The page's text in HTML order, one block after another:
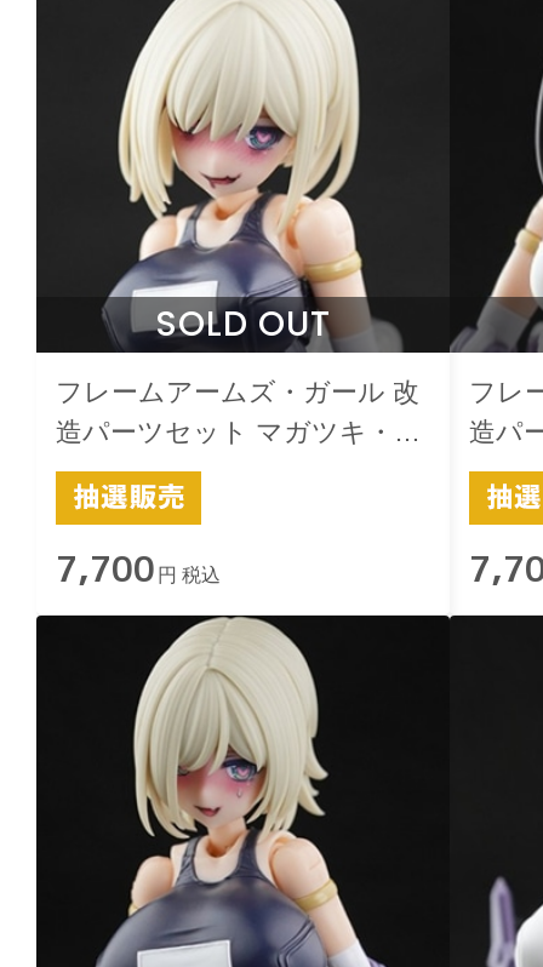
SOLD OUT
フレームアームズ・ガール 改
造パーツセット マガツキ・ド
ゥルガー用 -楽-スクみず 黒
7,700 円 税込
フレ
造パ
ゥル